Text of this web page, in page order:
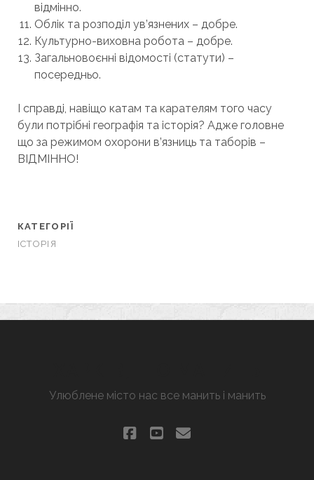
відмінно.
Облік та розподіл ув’язнених – добре.
Культурно-виховна робота – добре.
Загальновоєнні відомості (статути) –
посередньо.
І справді, навіщо катам та карателям того часу
були потрібні географія та історія? Адже головне
що за режимом охорони в’язниць та таборів –
ВІДМІННО!
КАТЕГОРІЇ
ІСТОРІЯ
Улюблене місто нас все манить і манить
facebook
youtube
email